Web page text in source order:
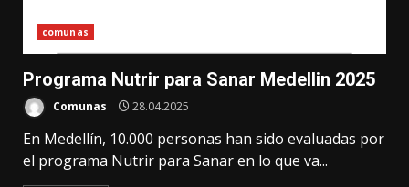
comunas
Programa Nutrir para Sanar Medellin 2025
Comunas 28.04.2025
En Medellín, 10.000 personas han sido evaluadas por
el programa Nutrir para Sanar en lo que va...